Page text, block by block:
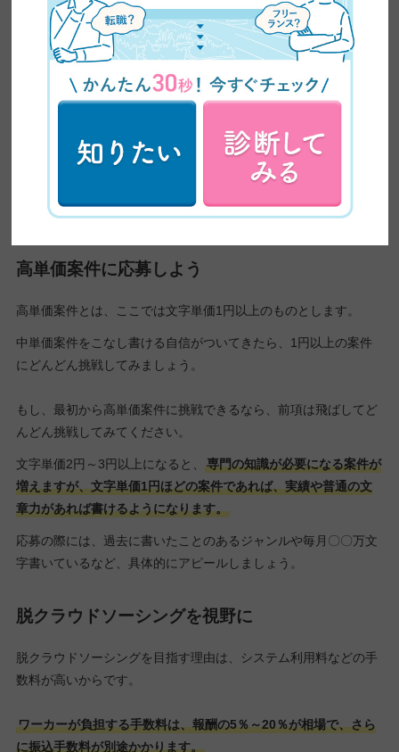
ることは難しく、テストライティングすら受けさせてもらえない
こともあります。
中単価案件であれば初心者でも受注が可能です。
ろもあり、稼ぎながらスキルアップし、実績と経験を積み上げて
いくことができます。
ステップへ進むために中単価案件を活用してみましょう。
高単価案件に応募しよう
高単価案件とは、ここでは文字単価1円以上のものとします。
中単価案件をこなし書ける自信がついてきたら、1円以上の案件
にどんどん挑戦してみましょう。
もし、最初から高単価案件に挑戦できるなら、前項は飛ばしてど
んどん挑戦してみてください。
文字単価2円～3円以上になると、
専門の知識が必要になる案件が
増えますが、文字単価1円ほどの案件であれば、実績や普通の文
章力があれば書けるようになります。
応募の際には、過去に書いたことのあるジャンルや毎月〇〇万文
字書いているなど、具体的にアピールしましょう。
脱クラウドソーシングを視野に
脱クラウドソーシングを目指す理由は、システム利用料などの手
数料が高いからです。
ワーカーが負担する手数料は、報酬の5％～20％が相場で、さら
に振込手数料が別途かかります。